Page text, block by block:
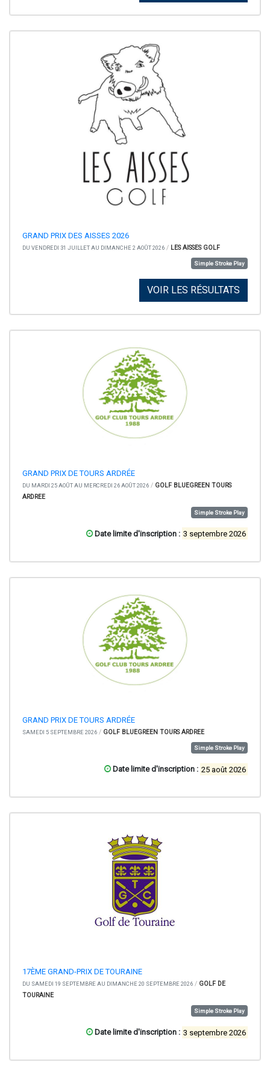
GRAND PRIX DES AISSES 2026
DU VENDREDI 31 JUILLET AU DIMANCHE 2 AOÛT 2026 / LES AISSES GOLF
Simple Stroke Play
VOIR LES RÉSULTATS
GRAND PRIX DE TOURS ARDRÉE
DU MARDI 25 AOÛT AU MERCREDI 26 AOÛT 2026 / GOLF BLUEGREEN TOURS
ARDREE
Simple Stroke Play
Date limite d'inscription : 3 septembre 2026
GRAND PRIX DE TOURS ARDRÉE
SAMEDI 5 SEPTEMBRE 2026 / GOLF BLUEGREEN TOURS ARDREE
Simple Stroke Play
Date limite d'inscription : 25 août 2026
17ÈME GRAND-PRIX DE TOURAINE
DU SAMEDI 19 SEPTEMBRE AU DIMANCHE 20 SEPTEMBRE 2026 / GOLF DE
TOURAINE
Simple Stroke Play
Date limite d'inscription : 3 septembre 2026